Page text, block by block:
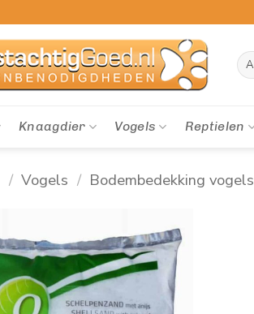
Knaagdier Vogels Reptielen
/ Vogels / Bodembedekking vogels